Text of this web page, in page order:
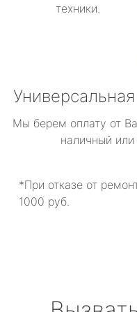
техники.
Мы берем оплату от
наличный
*При отказе от
1000 руб.